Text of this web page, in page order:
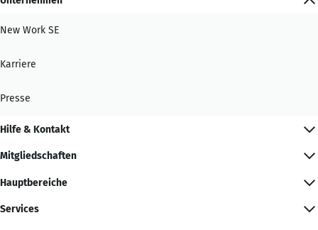
New Work SE
Karriere
Presse
Hilfe & Kontakt
Mitgliedschaften
Hauptbereiche
Services